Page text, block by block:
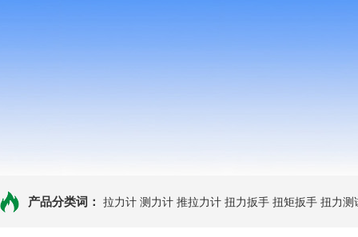
产品分类词： 拉力计 测力计 推拉力计 扭力扳手 扭矩扳手 扭力测